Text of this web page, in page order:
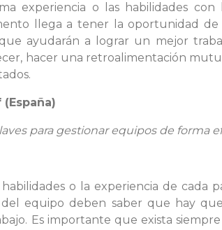
experiencia o las habilidades
llega a tener la oportunidad
ayudarán a lograr un mejor
hacer una retroalimentación
(España)
para gestionar equipos de forma
o la experiencia de cada
equipo deben saber que hay
Es importante que exista